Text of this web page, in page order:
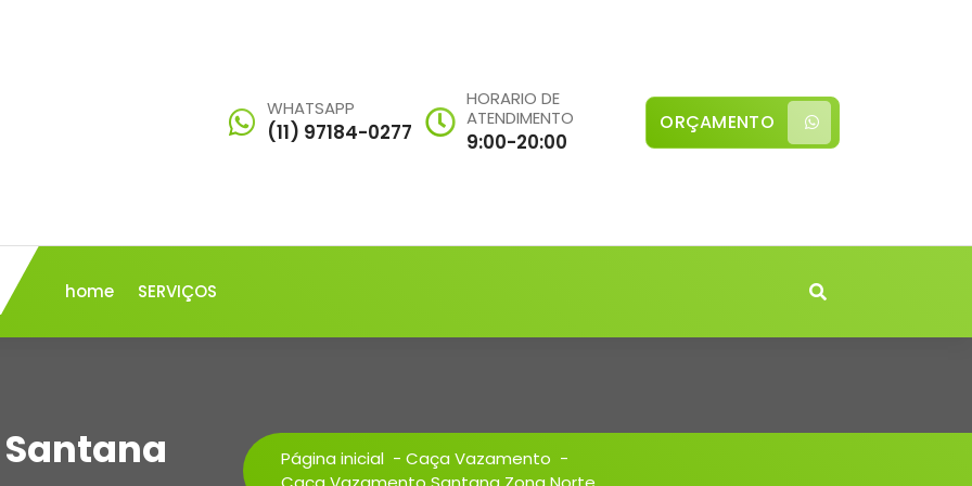
WHATSAPP
(11) 97184-0277
HORARIO DE
ATENDIMENTO
9:00-20:00
ORÇAMENTO
home SERVIÇOS
Página inicial - Caça Vazamento -